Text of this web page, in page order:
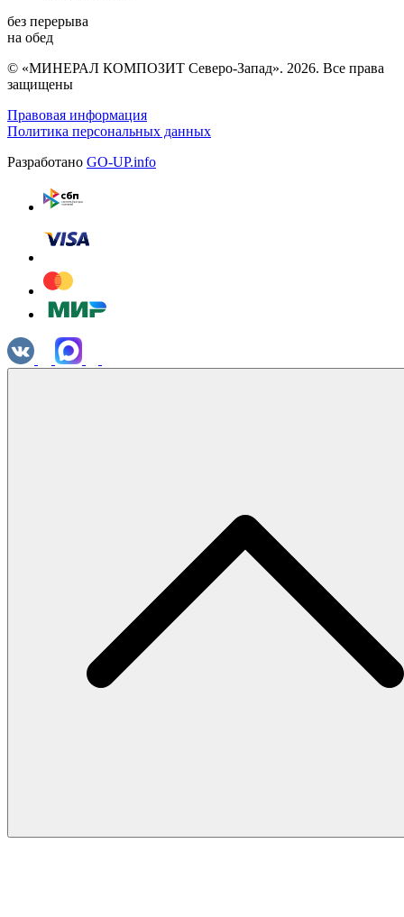
без перерыва
на обед
© «МИНЕРАЛ КОМПОЗИТ Северо-Запад». 2026. Все права
защищены
Правовая информация
Политика персональных данных
Разработано GO-UP.info